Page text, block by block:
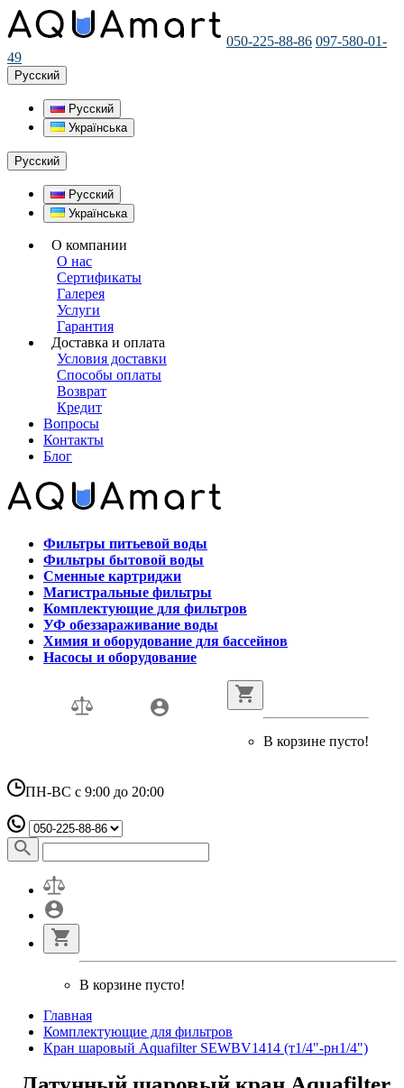
050-225-88-86 097-580-01-
49
Русский
Русский
Українська
Русский
Русский
Українська
О компании
О нас
Сертификаты
Галерея
Услуги
Гарантия
Доставка и оплата
Условия доставки
Способы оплаты
Возврат
Кредит
Вопросы
Контакты
Блог
Фильтры питьевой воды
Фильтры бытовой воды
Сменные картриджи
Магистральные фильтры
Комплектующие для фильтров
УФ обеззараживание воды
Химия и оборудование для бассейнов
Насосы и оборудование
В корзине пусто!
ПН-ВС с 9:00 до 20:00
В корзине пусто!
Главная
Комплектующие для фильтров
Кран шаровый Aquafilter SEWBV1414 (т1/4"-рн1/4")